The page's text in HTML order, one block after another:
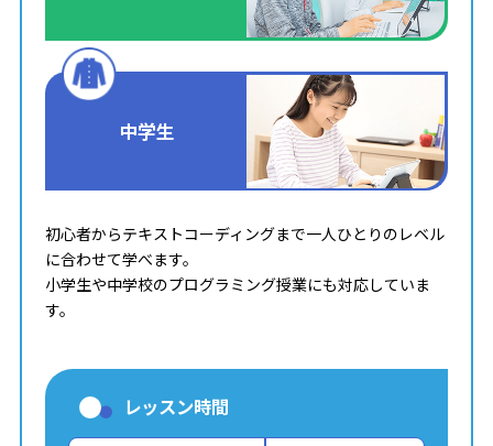
中学生
初心者からテキストコーディングまで一人ひとりのレベル
に合わせて学べます。
小学生や中学校のプログラミング授業にも対応していま
す。
レッスン時間